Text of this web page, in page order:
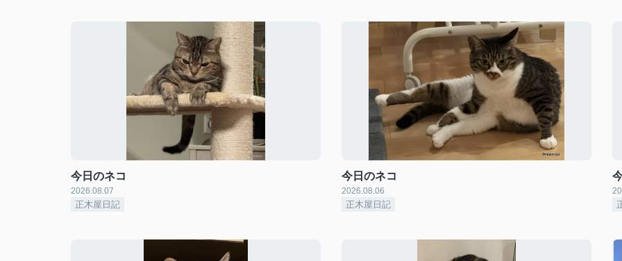
今日のネコ
2026.08.07
正木屋日記
今日のネコ
2026.08.06
正木屋日記